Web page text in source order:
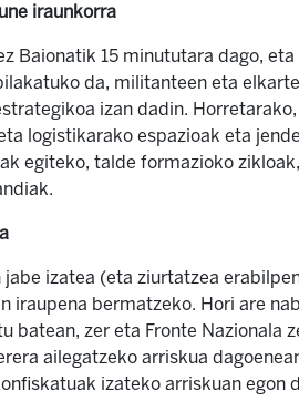
iraunkorra
Baionatik 15 minututara dago,
da, militanteen eta
izan dadin.
logistikarako espazioak eta
egiteko, talde formazioko
jabe izatea (eta ziurtatzea
iraupena bermatzeko. Hori are
batean, zer eta Fronte Nazionala
ailegatzeko arriskua
izateko arriskuan